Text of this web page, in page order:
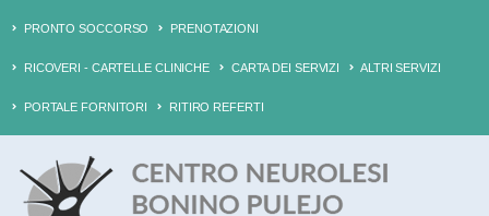
PRONTO SOCCORSO PRENOTAZIONI
RICOVERI - CARTELLE CLINICHE CARTA DEI SERVIZI ALTRI SERVIZI
PORTALE FORNITORI RITIRO REFERTI